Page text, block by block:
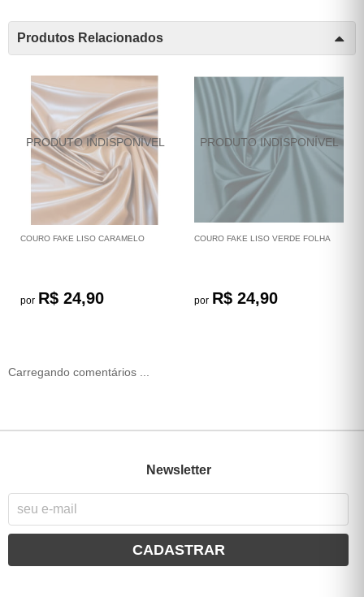
Produtos Relacionados
COURO FAKE LISO CARAMELO
por R$ 24,90
COURO FAKE LISO VERDE FOLHA
por R$ 24,90
Carregando comentários ...
Newsletter
CADASTRAR